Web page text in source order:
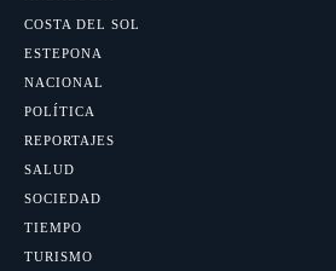
COSTA DEL SOL
ESTEPONA
NACIONAL
POLÍTICA
REPORTAJES
SALUD
SOCIEDAD
TIEMPO
TURISMO